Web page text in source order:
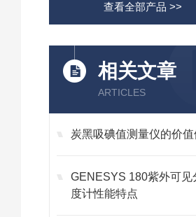
查看全部产品 >>
相关文章
ARTICLES
炭黑吸碘值测量仪的价
GENESYS 180紫外可见
度计性能特点